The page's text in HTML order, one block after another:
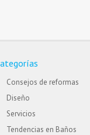
Consejos de reformas
Diseño
Servicios
Tendencias en Baños